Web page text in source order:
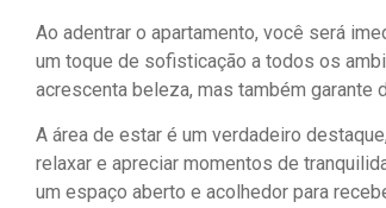
Ao adentrar o apartamento, você será
um toque de sofisticação a todos os
acrescenta beleza, mas também garante
A área de estar é um verdadeiro
relaxar e apreciar momentos de
um espaço aberto e acolhedor para